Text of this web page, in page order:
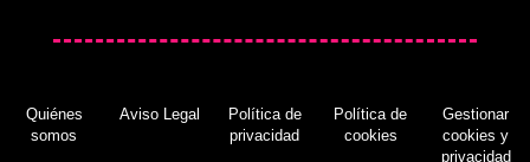
Quiénes
somos
Aviso Legal
Política de
privacidad
Política de
cookies
Gestionar
cookies y
privacidad